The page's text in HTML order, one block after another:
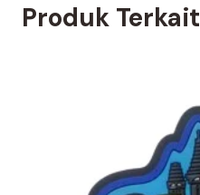
Produk Terkait